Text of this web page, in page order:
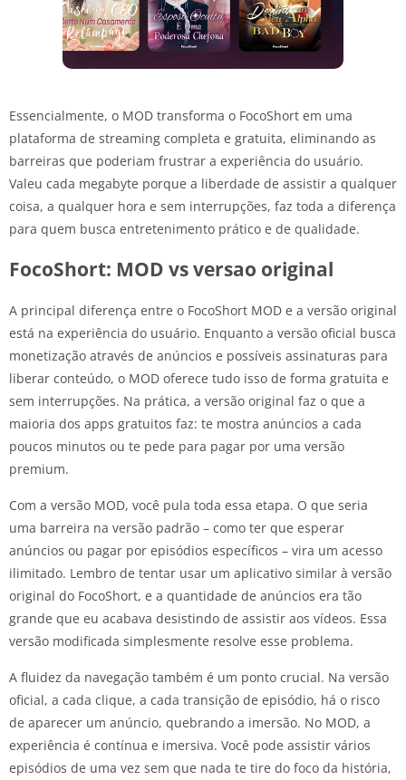
Essencialmente, o MOD transforma o FocoShort em uma
plataforma de streaming completa e gratuita, eliminando as
barreiras que poderiam frustrar a experiência do usuário.
Valeu cada megabyte porque a liberdade de assistir a qualquer
coisa, a qualquer hora e sem interrupções, faz toda a diferença
para quem busca entretenimento prático e de qualidade.
FocoShort: MOD vs versao original
A principal diferença entre o FocoShort MOD e a versão original
está na experiência do usuário. Enquanto a versão oficial busca
monetização através de anúncios e possíveis assinaturas para
liberar conteúdo, o MOD oferece tudo isso de forma gratuita e
sem interrupções. Na prática, a versão original faz o que a
maioria dos apps gratuitos faz: te mostra anúncios a cada
poucos minutos ou te pede para pagar por uma versão
premium.
Com a versão MOD, você pula toda essa etapa. O que seria
uma barreira na versão padrão – como ter que esperar
anúncios ou pagar por episódios específicos – vira um acesso
ilimitado. Lembro de tentar usar um aplicativo similar à versão
original do FocoShort, e a quantidade de anúncios era tão
grande que eu acabava desistindo de assistir aos vídeos. Essa
versão modificada simplesmente resolve esse problema.
A fluidez da navegação também é um ponto crucial. Na versão
oficial, a cada clique, a cada transição de episódio, há o risco
de aparecer um anúncio, quebrando a imersão. No MOD, a
experiência é contínua e imersiva. Você pode assistir vários
episódios de uma vez sem que nada te tire do foco da história,